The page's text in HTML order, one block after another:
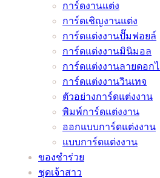
ชื่อ
ดัง
หมอ
ช้าง
และ
หมอ
ลักษณ์
ลับ
จาก
หมอดู
ชื่อ
ดัง
หมอ
ช้าง
และ
หมอ
ไม่
มี
เอา
ทำ!
เมื่อ
ต้อง
เลื่อน
งาน
แต่ง
เพราะ
พิษ
โค
วิด
การ์ดงานแต่ง
การ์ดเชิญงานแต่ง
การ์ดแต่งงานปั๊มฟอยล์
การ์ดแต่งงานมินิมอล
การ์ดแต่งงานลายดอก
การ์ดแต่งงานวินเทจ
ตัวอย่างการ์ดแต่งงาน
พิมพ์การ์ดแต่งงาน
ออกแบบการ์ดแต่งงาน
แบบการ์ดแต่งงาน
ของชำร่วย
ชุดเจ้าสาว